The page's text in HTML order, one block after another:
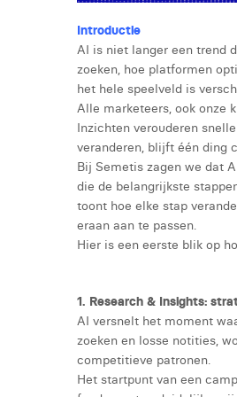
Introductie
AI is niet langer een trend
zoeken, hoe platformen
het hele speelveld is
Alle marketeers, ook onze
Inzichten verouderen
veranderen, blijft één ding
Bij Semetis zagen we dat
die de belangrijkste
toont hoe elke stap
eraan aan te passen.
Hier is een eerste blik op
1. Research & Insights:
AI versnelt het moment
zoeken en losse notities,
competitieve patronen.
Het startpunt van een